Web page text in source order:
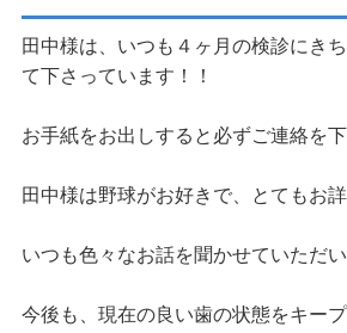
田中様は、いつも４ヶ月の検診にき
て下さっています！！
お手紙をお出しすると必ずご連絡を下
田中様は野球がお好きで、とてもお
いつも色々なお話を聞かせていただ
今後も、現在の良い歯の状態をキー